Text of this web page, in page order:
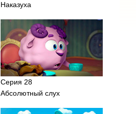
Наказуха
Серия 28
Абсолютный слух